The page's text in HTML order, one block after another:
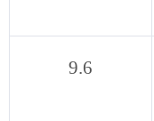
9.6